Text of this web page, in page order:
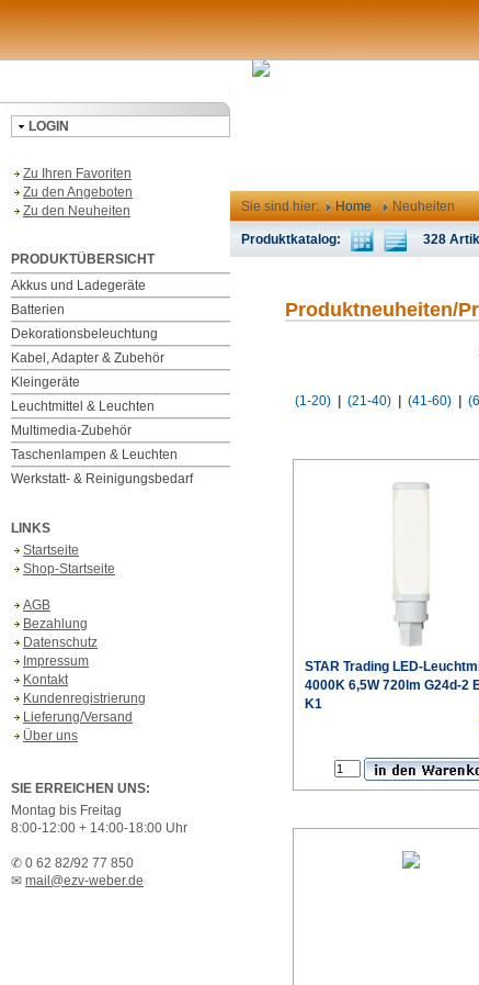
LOGIN
Zu Ihren Favoriten
Zu den Angeboten
Zu den Neuheiten
PRODUKTÜBERSICHT
Akkus und Ladegeräte
Batterien
Dekorationsbeleuchtung
Kabel, Adapter & Zubehör
Kleingeräte
Leuchtmittel & Leuchten
Multimedia-Zubehör
Taschenlampen & Leuchten
Werkstatt- & Reinigungsbedarf
LINKS
Startseite
Shop-Startseite
AGB
Bezahlung
Datenschutz
Impressum
Kontakt
Kundenregistrierung
Lieferung/Versand
Über uns
SIE ERREICHEN UNS:
Montag bis Freitag
8:00-12:00 + 14:00-18:00 Uhr
✆ 0 62 82/92 77 850
✉ mail@ezv-weber.de
Sie sind hier: Home Neuheiten
Produktkatalog: 328
Produktneuheiten/
(1-20) (21-40) (41-60)
STAR Trading LED-
4000K 6,5W 720lm G24d-2
K1
€